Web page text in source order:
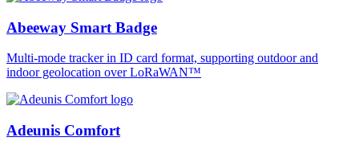
Abeeway Smart Badge
Multi-mode tracker in ID card format, supporting outdoor and
indoor geolocation over LoRaWAN™
Adeunis Comfort